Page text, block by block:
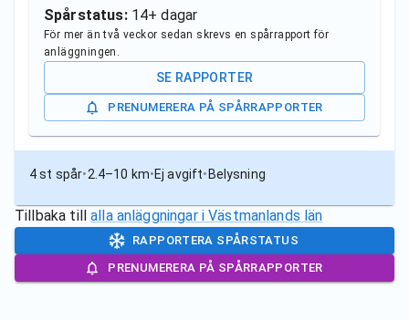
Spårstatus: 14+ dagar
För mer än två veckor sedan skrevs en spårrapport för
anläggningen.
SE RAPPORTER
PRENUMERERA PÅ SPÅRRAPPORTER
4 st spår•2.4–10 km•Ej avgift• Belysning
Tillbaka till alla anläggningar iVästmanlands län
RAPPORTERA SPÅRSTATUS
PRENUMERERA PÅ SPÅRRAPPORTER